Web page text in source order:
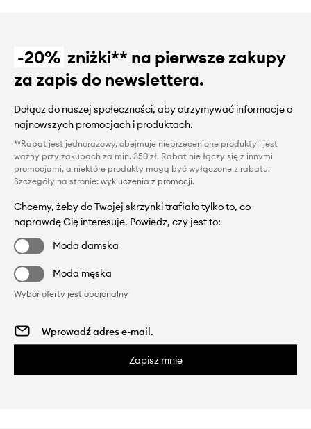
-20% zniżki** na pierwsze zakupy
za zapis do newslettera.
Dołącz do naszej społeczności, aby otrzymywać informacje o
najnowszych promocjach i produktach.
**Rabat jest jednorazowy, obejmuje nieprzecenione produkty i jest
ważny przy zakupach za min. 350 zł. Rabat nie łączy się z innymi
promocjami, a niektóre produkty mogą być wyłączone z rabatu.
Szczegóły na stronie: wykluczenia z promocji.
Chcemy, żeby do Twojej skrzynki trafiało tylko to, co
naprawdę Cię interesuje. Powiedz, czy jest to:
Moda damska
Moda męska
Wybór oferty jest opcjonalny
Zapisz mnie